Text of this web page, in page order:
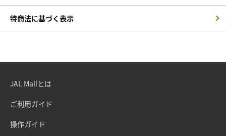
特商法に基づく表示
JAL Mallとは
ご利用ガイド
操作ガイド